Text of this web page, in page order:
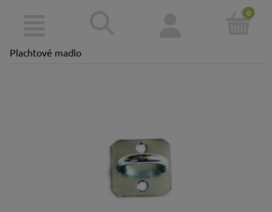
Plachtové madlo